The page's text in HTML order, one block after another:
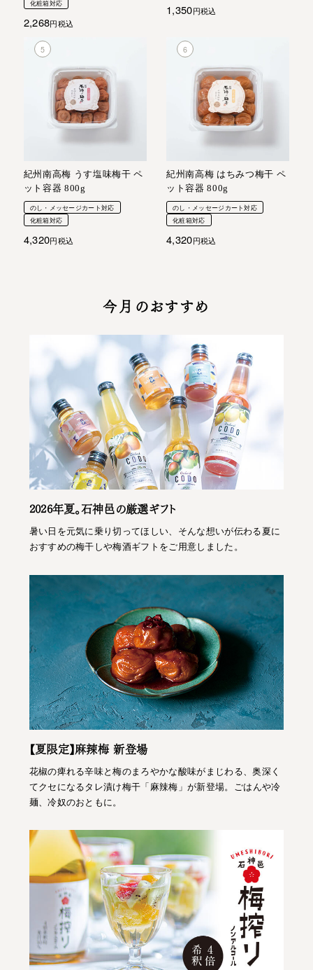
化粧箱対応
2,268 税込
1,350 税込
紀州南高梅 うす塩味梅干 ペ
ット容器 800g
のし・メッセージカート対応
化粧箱対応
4,320 税込
紀州南高梅 はちみつ梅干 ペ
ット容器 800g
のし・メッセージカート対応
化粧箱対応
4,320 税込
今月のおすすめ
2026年夏。石神邑の厳選ギフト
暑い日を元気に乗り切ってほしい、そんな想いが伝わる夏に
おすすめの梅干しや梅酒ギフトをご用意しました。
【夏限定】麻辣梅 新登場
花椒の痺れる辛味と梅のまろやかな酸味がまじわる、奥深く
てクセになるタレ漬け梅干「麻辣梅」が新登場。ごはんや冷
麺、冷奴のおともに。